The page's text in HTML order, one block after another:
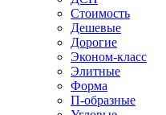
Стоимость
Дешевые
Дорогие
Эконом-класс
Элитные
Форма
П-образные